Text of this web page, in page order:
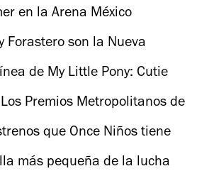
en la Arena México
Forastero son la Nueva
del Consejo Mundial de
de My Little Pony: Cutie
Premios Metropolitanos de
que Once Niños tiene
más pequeña de la lucha